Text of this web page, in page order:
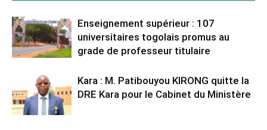
Enseignement supérieur : 107
universitaires togolais promus au
grade de professeur titulaire
Kara : M. Patibouyou KIRONG quitte la
DRE Kara pour le Cabinet du Ministère